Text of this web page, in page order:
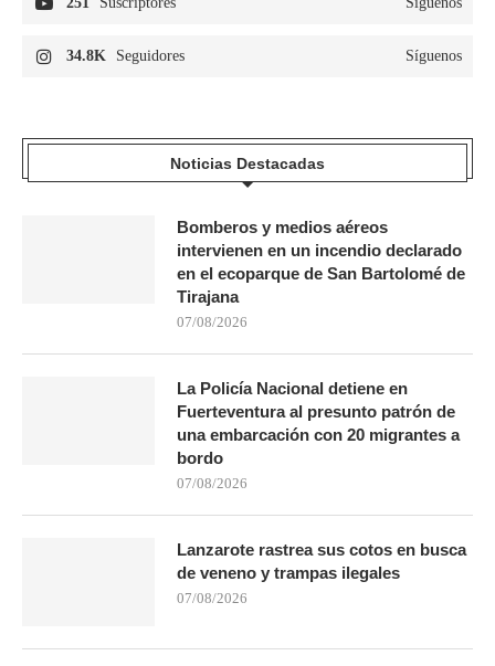
34.8K Seguidores Síguenos
Noticias Destacadas
Bomberos y medios aéreos
intervienen en un incendio declarado
en el ecoparque de San Bartolomé de
Tirajana
07/08/2026
La Policía Nacional detiene en
Fuerteventura al presunto patrón de
una embarcación con 20 migrantes a
bordo
07/08/2026
Lanzarote rastrea sus cotos en busca
de veneno y trampas ilegales
07/08/2026